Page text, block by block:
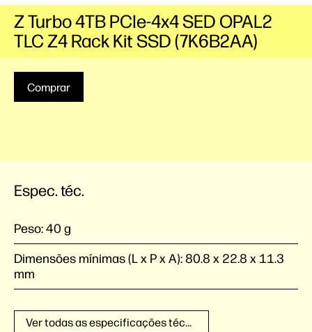
Comprar
Z Turbo 4TB PCIe-4x4 SED OPAL2
TLC Z4 Rack Kit SSD (7K6B2AA)
Espec. téc.
Peso:40 g
Dimensões mínimas (L x P x A):80.8 x 22.8 x 11.3
mm
Ver todas as especificações técnicas